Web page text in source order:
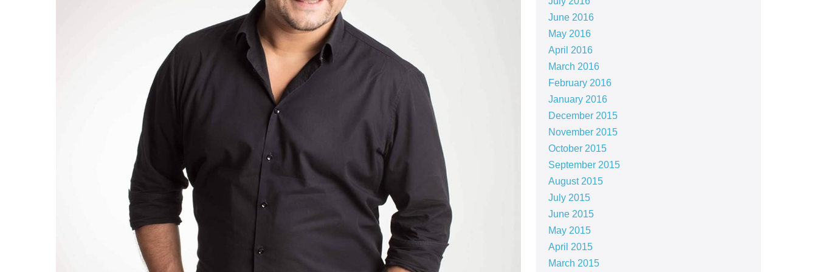
June 2016
May 2016
April 2016
March 2016
February 2016
January 2016
December 2015
November 2015
October 2015
September 2015
August 2015
July 2015
June 2015
May 2015
April 2015
March 2015